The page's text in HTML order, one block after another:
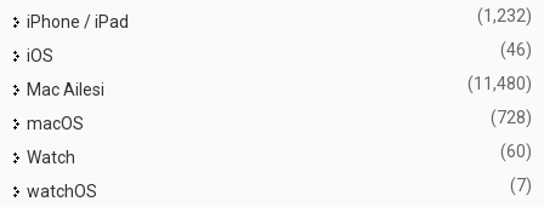
iPhone / iPad
(1,232)
iOS (46)
Mac Ailesi (11,480)
macOS (728)
Watch (60)
watchOS (7)